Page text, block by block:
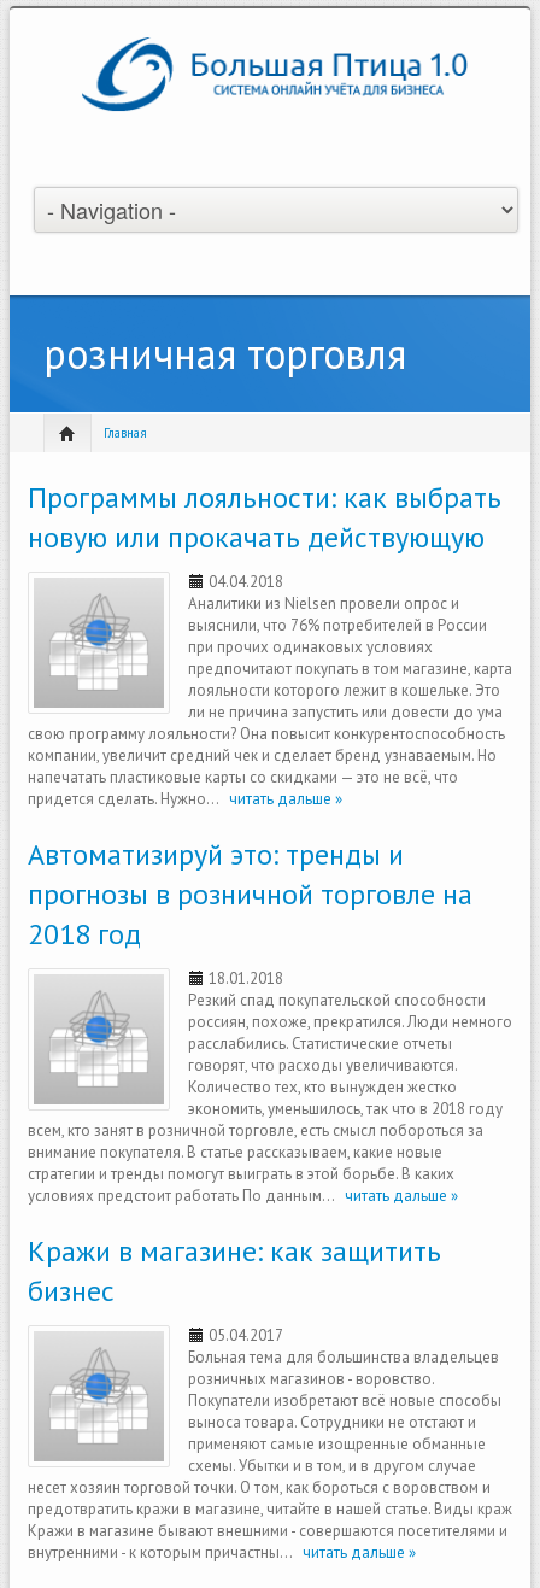
розничная торговля
Главная
Программы лояльности: как выбрать
новую или прокачать действующую
04.04.2018
Аналитики из Nielsen провели опрос и
выяснили, что 76% потребителей в России
при прочих одинаковых условиях
предпочитают покупать в том магазине, карта
лояльности которого лежит в кошельке. Это
ли не причина запустить или довести до ума
свою программу лояльности? Она повысит конкурентоспособность
компании, увеличит средний чек и сделает бренд узнаваемым. Но
напечатать пластиковые карты со скидками — это не всё, что
придется сделать. Нужно... читать дальше »
Автоматизируй это: тренды и
прогнозы в розничной торговле на
2018 год
18.01.2018
Резкий спад покупательской способности
россиян, похоже, прекратился. Люди немного
расслабились. Статистические отчеты
говорят, что расходы увеличиваются.
Количество тех, кто вынужден жестко
экономить, уменьшилось, так что в 2018 году
всем, кто занят в розничной торговле, есть смысл побороться за
внимание покупателя. В статье рассказываем, какие новые
стратегии и тренды помогут выиграть в этой борьбе. В каких
условиях предстоит работать По данным... читать дальше »
Кражи в магазине: как защитить
бизнес
05.04.2017
Больная тема для большинства владельцев
розничных магазинов - воровство.
Покупатели изобретают всё новые способы
выноса товара. Сотрудники не отстают и
применяют самые изощренные обманные
схемы. Убытки и в том, и в другом случае
несет хозяин торговой точки. О том, как бороться с воровством и
предотвратить кражи в магазине, читайте в нашей статье. Виды краж
Кражи в магазине бывают внешними - совершаются посетителями и
внутренними - к которым причастны... читать дальше »